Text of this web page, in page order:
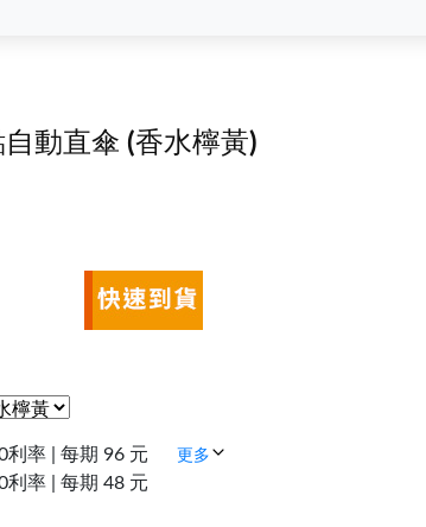
動直傘 (香水檸黃)
利率 | 每期 96 元
利率 | 每期 48 元
更多